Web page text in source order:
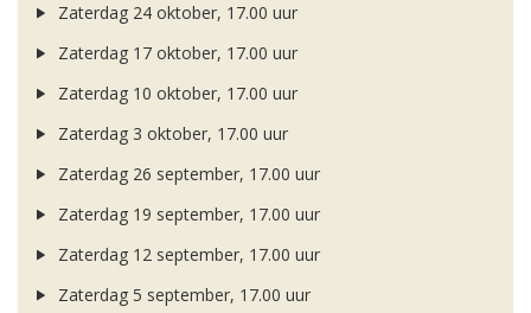
Zaterdag 24 oktober, 17.00 uur
Zaterdag 17 oktober, 17.00 uur
Zaterdag 10 oktober, 17.00 uur
Zaterdag 3 oktober, 17.00 uur
Zaterdag 26 september, 17.00 uur
Zaterdag 19 september, 17.00 uur
Zaterdag 12 september, 17.00 uur
Zaterdag 5 september, 17.00 uur